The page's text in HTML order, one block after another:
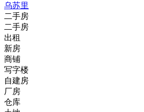
乌苏里
二手房
二手房
出租
新房
商铺
写字楼
自建房
厂房
仓库